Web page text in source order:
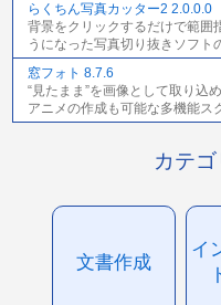
らくちん写真カッター2 2.0.0.0
背景をクリックするだけで範囲
うになった写真切り抜きソフト
窓フォト 8.7.6
“見たまま”を画像として取り込
アニメの作成も可能な多機能ス
カテ
文書作成
イ